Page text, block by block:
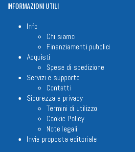
INFORMAZIONIUTILI
Info
Chi siamo
Finanziamenti pubblici
Acquisti
Spese di spedizione
Servizi e supporto
Contatti
Sicurezza e privacy
Termini di utilizzo
Cookie Policy
Note legali
Invia proposta editoriale